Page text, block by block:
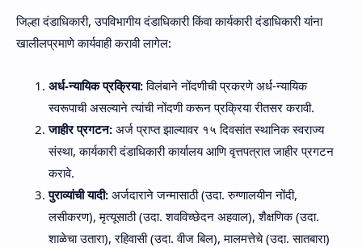
जिल्हा दंडाधिकारी, उपविभागीय दंडाधिकारी किंवा कार्यकारी दंडाधिकारी यांना
खालीलप्रमाणे कार्यवाही करावी लागेल:
अर्ध-न्यायिक प्रक्रिया:विलंबाने नोंदणीची प्रकरणे अर्ध-न्यायिक
स्वरूपाची असल्याने त्यांची नोंदणी करून प्रक्रिया रीतसर करावी.
जाहीर प्रगटन: अर्ज प्राप्त झाल्यावर १५ दिवसांत स्थानिक स्वराज्य
संस्था, कार्यकारी दंडाधिकारी कार्यालय आणि वृत्तपत्रात जाहीर प्रगटन
करावे.
पुराव्यांची यादी: अर्जदाराने जन्मासाठी (उदा. रुग्णालयीन नोंदी,
लसीकरण), मृत्यूसाठी (उदा. शवविच्छेदन अहवाल), शैक्षणिक (उदा.
शाळेचा उतारा), रहिवासी (उदा. वीज बिल), मालमत्तेचे (उदा.सातबारा)